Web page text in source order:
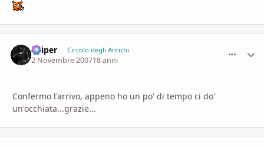
Sniper Circolo degli Antichi
2 Novembre 200718 anni
Confermo l'arrivo, appeno ho un po' di tempo ci do'
un'occhiata...grazie...